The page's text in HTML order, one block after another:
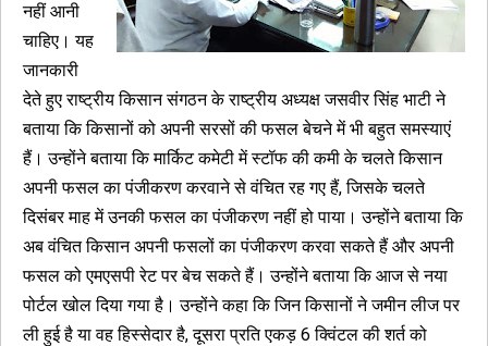
नहीं आनी
चाहिए। यह
जानकारी
देते हुए राष्ट्रीय किसान संगठन के राष्ट्रीय अध्यक्ष जसवीर सिंह भाटी ने
बताया कि किसानों को अपनी सरसों की फसल बेचने में भी बहुत समस्याएं
हैं। उन्होंने बताया कि मार्किट कमेटी में स्टॉफ की कमी के चलते किसान
अपनी फसल का पंजीकरण करवाने से वंचित रह गए हैं, जिसके चलते
दिसंबर माह में उनकी फसल का पंजीकरण नहीं हो पाया। उन्होंने बताया कि
अब वंचित किसान अपनी फसलों का पंजीकरण करवा सकते हैं और अपनी
फसल को एमएसपी रेट पर बेच सकते हैं। उन्होंने बताया कि आज से नया
पोर्टल खोल दिया गया है। उन्होंने कहा कि जिन किसानों ने जमीन लीज पर
ली हुई है या वह हिस्सेदार है, दूसरा प्रति एकड़ 6 क्विंटल की शर्त को